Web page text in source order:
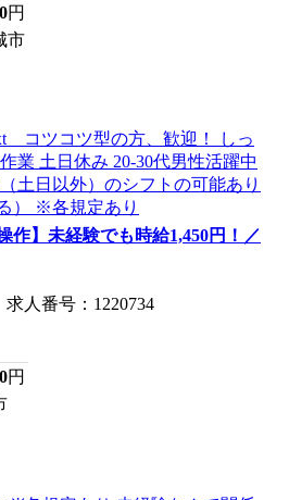
円
市
作】未経験でも時給1,450円！／
人番号：1220734
円